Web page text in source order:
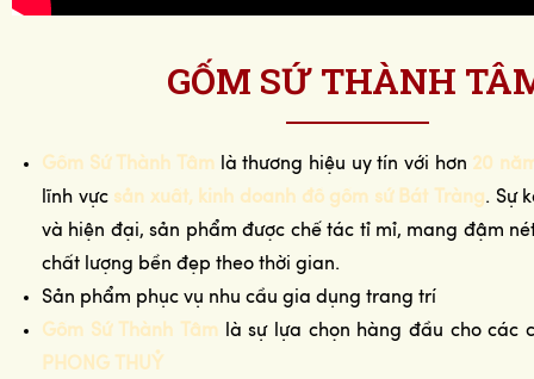
GỐM SỨ THÀNH
Gốm Sứ Thành Tâm là thương hiệu uy tín với hơn 20
lĩnh vực sản xuất, kinh doanh đồ gốm sứ Bát Tràng. Sự
và hiện đại, sản phẩm được chế tác tỉ mỉ, mang đậm
chất lượng bền đẹp theo thời gian.
Sản phẩm phục vụ nhu cầu gia dụng trang trí
Gốm Sứ Thành Tâm là sự lựa chọn hàng đầu cho các
PHONG THUỶ